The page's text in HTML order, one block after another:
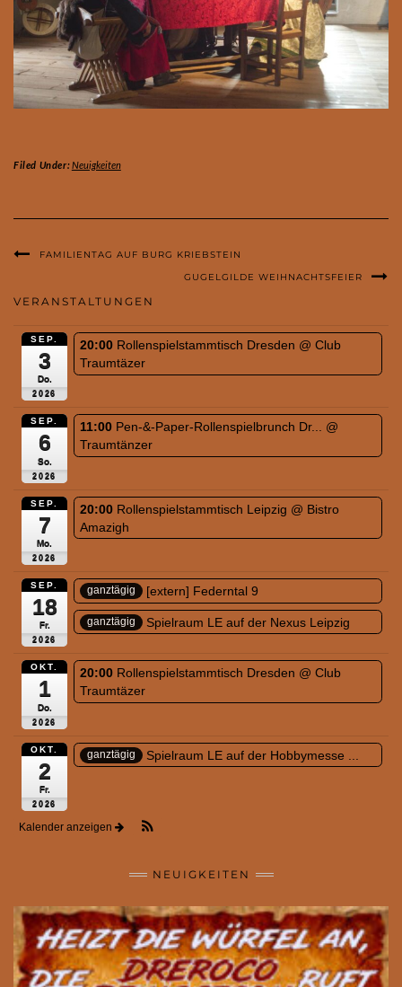
Filed Under:Neuigkeiten
FAMILIENTAG AUF BURG KRIEBSTEIN
GUGELGILDE WEIHNACHTSFEIER
VERANSTALTUNGEN
SEP.
3
Do.
2026
20:00 Rollenspielstammtisch Dresden @ Club
Traumtäzer
SEP.
6
So.
2026
11:00 Pen-&-Paper-Rollenspielbrunch Dr... @
Traumtänzer
SEP.
7
Mo.
2026
20:00 Rollenspielstammtisch Leipzig @ Bistro
Amazigh
SEP.
18
Fr.
2026
ganztägig [extern] Federntal 9
ganztägig Spielraum LE auf der Nexus Leipzig
OKT.
1
Do.
2026
20:00 Rollenspielstammtisch Dresden @ Club
Traumtäzer
OKT.
2
Fr.
2026
ganztägig Spielraum LE auf der Hobbymesse ...
Kalender anzeigen
NEUIGKEITEN